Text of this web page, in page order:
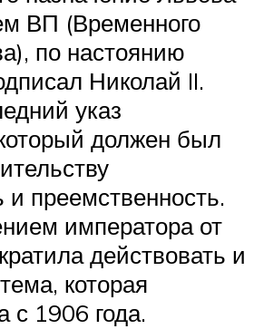
ВП (Временного
по настоянию
Николай II.
указ
должен был
и преемственность.
императора от
действовать и
которая
с 1906 года.